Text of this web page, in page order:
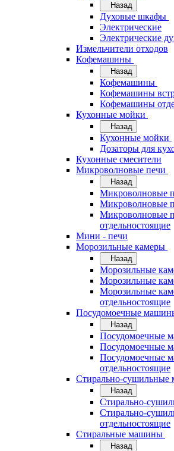
Назад
Духовые шкафы
Электрические
Электрические
Измельчители отходов
Кофемашины
Назад
Кофемашины
Кофемашины
Кофемашины
Кухонные мойки
Назад
Кухонные мойки
Дозаторы для
Кухонные смесители
Микроволновые печи
Назад
Микроволновые
Микроволновые
Микроволновые
отдельностоящие
Мини - печи
Морозильные камеры
Назад
Морозильные
Морозильные
Морозильные
отдельностоящие
Посудомоечные
Назад
Посудомоечные
Посудомоечные
Посудомоечные
отдельностоящие
Стирально-
Назад
Стирально-
Стирально-
отдельностоящие
Стиральные машины
Назад